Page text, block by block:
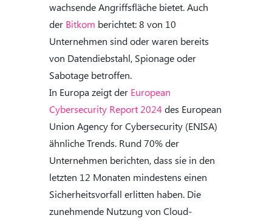
wachsende Angriffsfläche bietet. Auch
der Bitkom berichtet: 8 von 10
Unternehmen sind oder waren bereits
von Datendiebstahl, Spionage oder
Sabotage betroffen.
In Europa zeigt der European
Cybersecurity Report 2024 des European
Union Agency for Cybersecurity (ENISA)
ähnliche Trends. Rund 70% der
Unternehmen berichten, dass sie in den
letzten 12 Monaten mindestens einen
Sicherheitsvorfall erlitten haben. Die
zunehmende Nutzung von Cloud-